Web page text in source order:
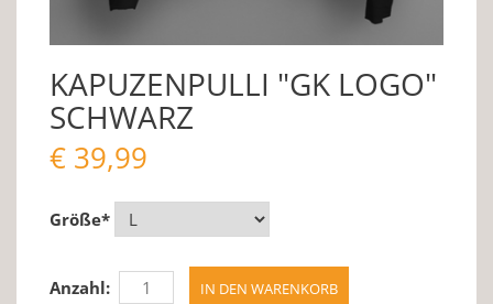
KAPUZENPULLI "GK LOGO"
SCHWARZ
€ 39,99
Größe*
Anzahl: